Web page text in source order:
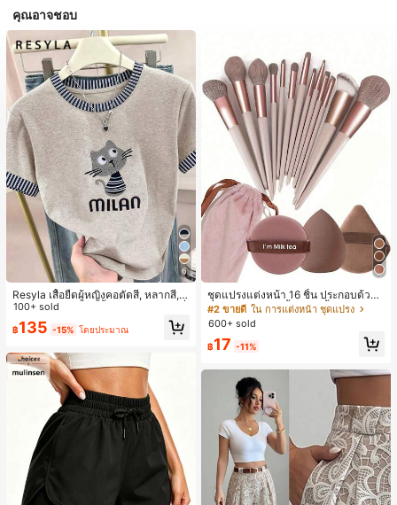
คุณอาจชอบ
6
Resyla เสื้อยืดผู้หญิงคอตัดสี, หลากสี, ล
ายพิมพ์แมวน่ารัก, เสื้อสำหรับออกไปเที่
ยวฤดูร้อน, ดีไซน์กราฟิก, ความรู้สึกพรีเ
มียม, ลำลองอเนกประสงค์, สวมใส่ประ
เสื้อผ้ากลางแจ้ง
100+ sold
฿135 -15% โดยประมาณ
ชุดแปรงแต่งหน้า 16 ชิ้น ประกอบด้วยแ
ปรงแต่งหน้า 13 ชิ้น, ฟองน้ำแต่งหน้ารู
ปหยดน้ำ 1 ชิ้น, แปรงแป้งรองพื้นกลม 1
1 ชิ้น - ชุดคลาสสิก ทำจากขนสังเคราะ
หญิงและเด็กผู้หญิง เหมาะสำหรับฤดูใบ
ไม้ร่วงและฤดูหนาว
#2 ขายดี ใน การแต่งหน้า ชุดแปรง
600+ sold
฿17 -11%